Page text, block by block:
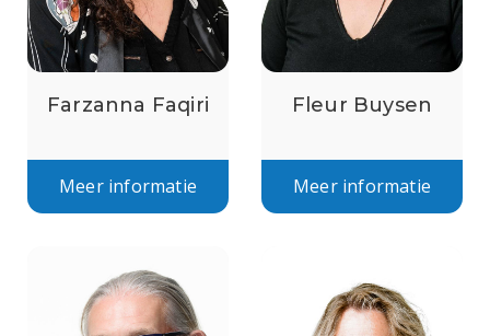
Farzanna Faqiri
Meer informatie
Fleur Buysen
Meer informatie